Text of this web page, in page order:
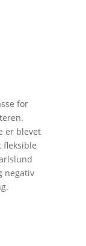
for
er blevet
fleksible
negativ